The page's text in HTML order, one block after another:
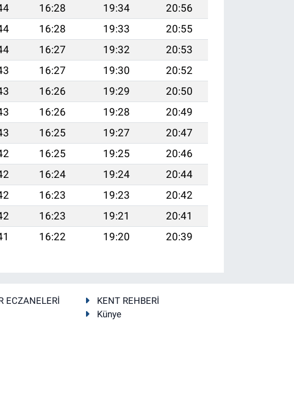
16:28 19:34
20:56
16:28 19:33
20:55
16:27 19:32
20:53
16:27 19:30
20:52
16:26 19:29
20:50
16:26 19:28
20:49
16:25 19:27
20:47
16:25 19:25
20:46
16:24 19:24
20:44
16:23 19:23
20:42
16:23 19:21
20:41
16:22 19:20 20:39
ECZANELERİ
KENT REHBERİ
Künye